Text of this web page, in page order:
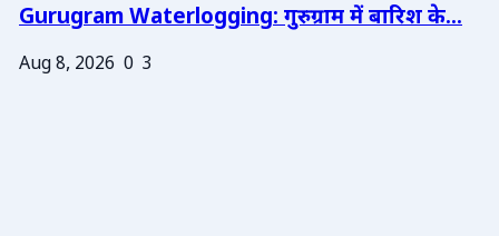
Gurugram Waterlogging: गुरुग्राम में बारिश के...
Aug 8, 2026 0 3